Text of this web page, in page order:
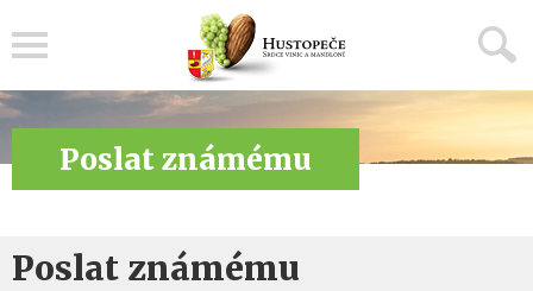
Poslat známému
Poslat známému